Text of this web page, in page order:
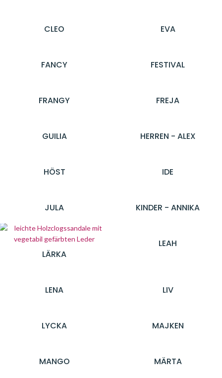
CLEO EVA
FANCY FESTIVAL
FRANGY FREJA
GUILIA HERREN - ALEX
HÖST IDE
JULA KINDER - ANNIKA
LÄRKA
LEAH
LENA LIV
LYCKA MAJKEN
MANGO MÄRTA